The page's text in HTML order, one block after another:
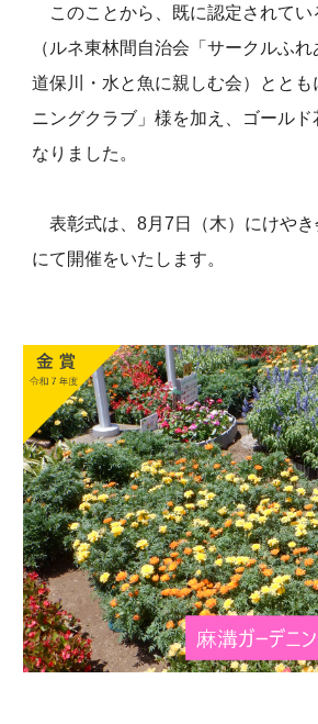
このことから、既に認定されてい
（ルネ東林間自治会「サークルふれ
道保川・水と魚に親しむ会）とと
ニングクラブ」様を加え、ゴールド
なりました。
表彰式は、8月7日（木）にけやき
にて開催をいたします。